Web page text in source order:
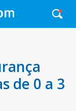
de 0 a 3